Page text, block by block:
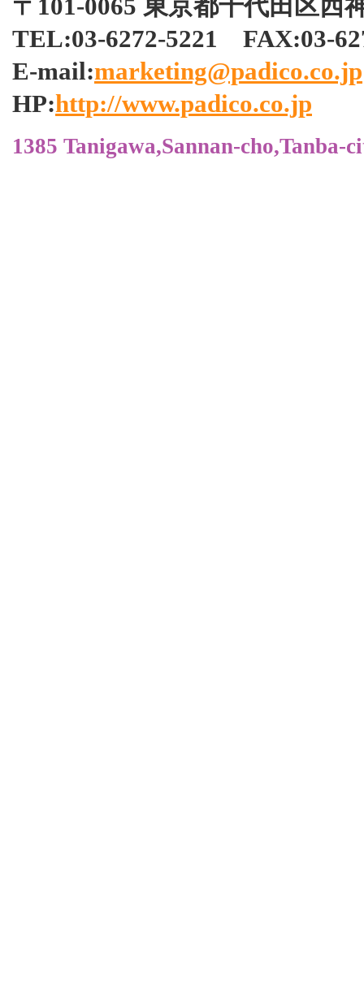
〒101-0065 東京都千代田区西
TEL:03-6272-5221 FAX:03-
E-mail:marketing@padico.co.jp
HP:http://www.padico.co.jp
1385 Tanigawa,Sannan-cho,Tanba-